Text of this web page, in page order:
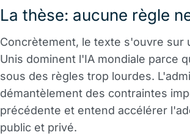
La thèse: aucune règle
Concrètement, le texte s'ouvre sur
Unis dominent l'IA mondiale parce
sous des règles trop lourdes.
démantèlement des contraintes
précédente et entend accélérer
public et privé.